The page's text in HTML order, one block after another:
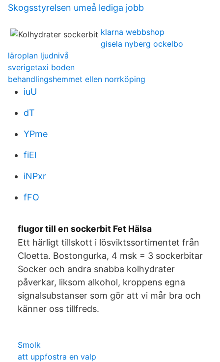
Skogsstyrelsen umeå lediga jobb
klarna webbshop
gisela nyberg ockelbo
läroplan ljudnivå
sverigetaxi boden
behandlingshemmet ellen norrköping
iuU
dT
YPme
fiEl
iNPxr
fFO
flugor till en sockerbit Fet Hälsa
Ett härligt tillskott i lösviktssortimentet från
Cloetta. Bostongurka, 4 msk = 3 sockerbitar
Socker och andra snabba kolhydrater
påverkar, liksom alkohol, kroppens egna
signalsubstanser som gör att vi mår bra och
känner oss tillfreds.
Smolk
att uppfostra en valp